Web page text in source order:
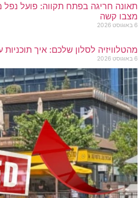
תאונה חריגה בפתח תקווה: פועל
מצבו קשה
6 באוגוסט 2026
מהטלוויזיה לסלון שלכם: איך
6 באוגוסט 2026